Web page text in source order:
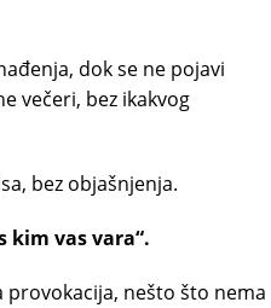
dok se ne pojavi
večeri, bez ikakvog
bez objašnjenja.
kim vas vara“.
provokacija, nešto što nema